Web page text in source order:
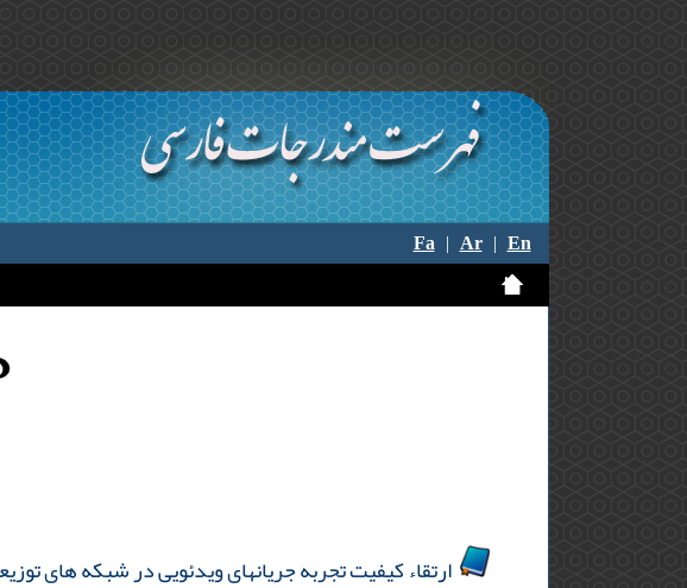
Fa|Ar|En
ارتقاء کیفیت تجربه جریانهای ویدئویی در شبکه های